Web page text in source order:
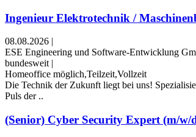
Ingenieur Elektrotechnik /
08.08.2026 |
ESE Engineering und Software-Entwicklung
bundesweit |
Homeoffice möglich,Teilzeit,Vollzeit
Die Technik der Zukunft liegt bei uns!
Puls der ..
(Senior) Cyber Security Expert (m/